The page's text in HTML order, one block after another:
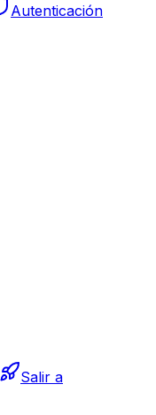
Autenticación
Salir a